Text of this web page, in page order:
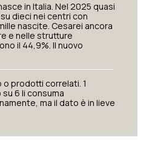
in Italia. Nel 2025 quasi
dieci nei centri con
nascite. Cesarei ancora
e nelle strutture
il 44,9%. Il nuovo
o prodotti correlati. 1
6 li consuma
ma il dato è in lieve